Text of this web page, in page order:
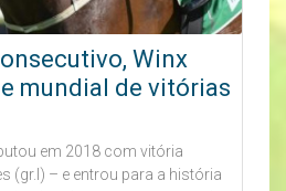
Winx
mundial de vitórias
em 2018 com vitória
(gr.I) – e entrou para a história